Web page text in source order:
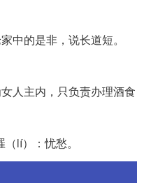
中的是非，说长道短。
人主内，只负责办理酒食
lí）：忧愁。